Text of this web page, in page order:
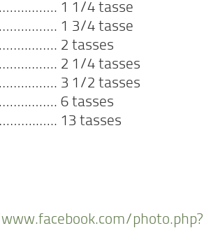
……. 1 1/4 tasse
……. 1 3/4 tasse
……. 2 tasses
……. 2 1/4 tasses
……. 3 1/2 tasses
……. 6 tasses
….. 13 tasses
photo.php?